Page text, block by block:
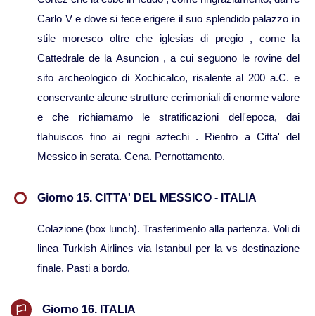
Carlo V e dove si fece erigere il suo splendido palazzo in
stile moresco oltre che iglesias di pregio , come la
Cattedrale de la Asuncion , a cui seguono le rovine del
sito archeologico di Xochicalco, risalente al 200 a.C. e
conservante alcune strutture cerimoniali di enorme valore
e che richiamamo le stratificazioni dell'epoca, dai
tlahuiscos fino ai regni aztechi . Rientro a Citta' del
Messico in serata. Cena. Pernottamento.
Giorno 15. CITTA' DEL MESSICO - ITALIA
Colazione (box lunch). Trasferimento alla partenza. Voli di
linea Turkish Airlines via Istanbul per la vs destinazione
finale. Pasti a bordo.
Giorno 16. ITALIA